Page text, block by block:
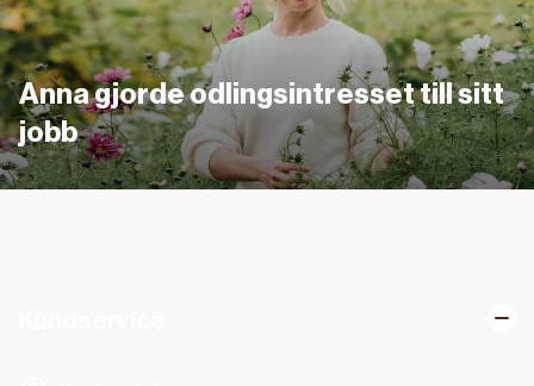
Anna gjorde odlingsintresset till sitt
jobb